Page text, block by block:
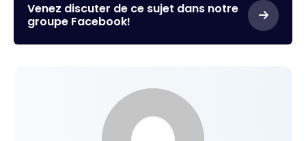
Venez discuter de ce sujet dans notre
groupe Facebook!